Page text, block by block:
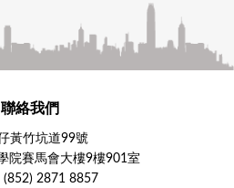
聯絡我們
黃竹坑道99號
院賽馬會大樓9樓901室
(852) 2871 8857